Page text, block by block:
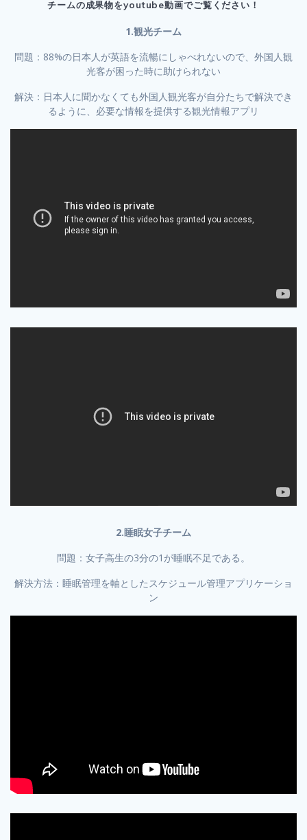
チームの成果物をyoutube動画でご覧ください！
1.観光チーム
問題：88%の日本人が英語を流暢にしゃべれないので、外国人観
光客が困った時に助けられない
解決：日本人に聞かなくても外国人観光客が自分たちで解決でき
るように、必要な情報を提供する観光情報アプリ
2.睡眠女子チーム
問題：女子高生の3分の1が睡眠不足である。
解決方法：睡眠管理を軸としたスケジュール管理アプリケーショ
ン